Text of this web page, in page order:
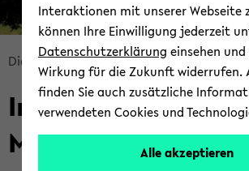
skip
breadcrumb
navigation
to
main
Di­dak­tik der Ma­the­ma­tik Start­sei­te
In­sti­tut für
Ma­the­ma­tik
Interaktionen mit unserer Webseite
können Ihre Einwilligung jederzeit
Datenschutzerklärung einsehen
Wirkung für die Zukunft widerrufen.
finden Sie auch zusätzliche
verwendeten Cookies und
Alle akzeptieren